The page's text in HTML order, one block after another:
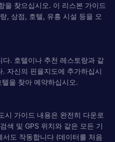
을 찾으십시오. 이 리스본 가이드
, 상점, 호텔, 유흥 시설 등을 오
. 호텔이나 추천 레스토랑과 같
자신의 핀을지도에 추가하십시
을 찾아 예약하십시오.
시 가이드 내용은 완전히 다운로
색 및 GPS 위치와 같은 모든 기
도 작동합니다 (데이터를 처음